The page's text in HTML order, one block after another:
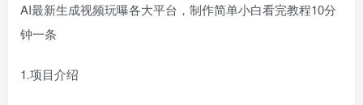
AI最新生成视频玩曝各大平台，制作简单小白看完教程10分
钟一条
1.项目介绍